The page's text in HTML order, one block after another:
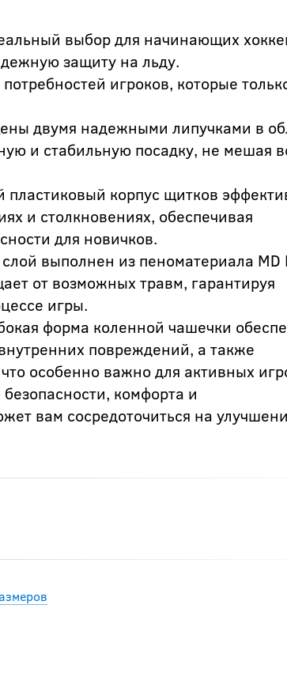
выбор для начинающих
защиту на льду.
игроков, которые
двумя надежными липучками в
и стабильную посадку, не мешая
корпус щитков
и столкновениях, обеспечивая
для новичков.
выполнен из пеноматериала MD
от возможных травм, гарантируя
игры.
форма коленной чашечки
повреждений, а также
особенно важно для активных
комфорта и
вам сосредоточиться на